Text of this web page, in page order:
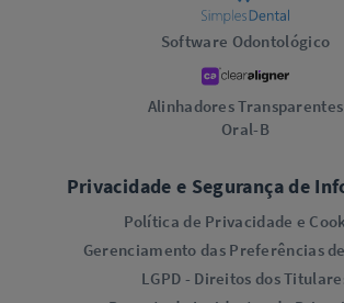
Software Odontológico
Alinhadores Transparentes
Oral-B
Privacidade e Segurança de
Política de Privacidade e
Gerenciamento das Preferências
LGPD - Direitos dos